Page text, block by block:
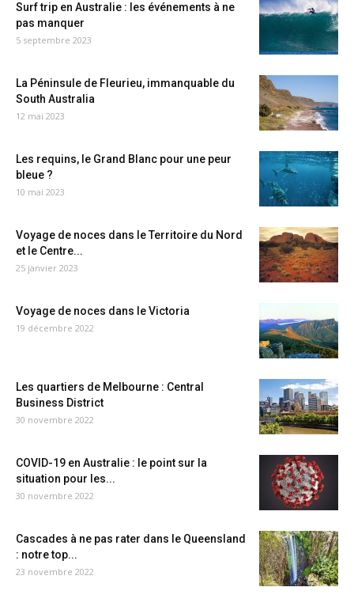
Surf trip en Australie : les événements à ne
pas manquer
5 septembre 2023
La Péninsule de Fleurieu, immanquable du
South Australia
12 mai 2023
Les requins, le Grand Blanc pour une peur
bleue ?
10 mai 2023
Voyage de noces dans le Territoire du Nord
et le Centre...
25 janvier 2023
Voyage de noces dans le Victoria
19 décembre 2022
Les quartiers de Melbourne : Central
Business District
30 novembre 2022
COVID-19 en Australie : le point sur la
situation pour les...
30 novembre 2022
Cascades à ne pas rater dans le Queensland
: notre top...
23 novembre 2022